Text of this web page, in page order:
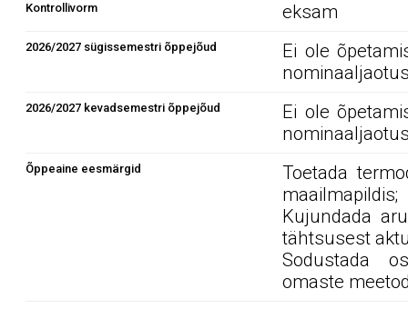
Kontrollivorm eksam
2026/2027 sügissemestri õppejõud
Ei ole
2026/2027 kevadsemestri õppejõud
Ei ole
Õppeaine eesmärgid
Toetada
maailmapildis;
Kujundada
tähtsusest
Sodustada
omaste